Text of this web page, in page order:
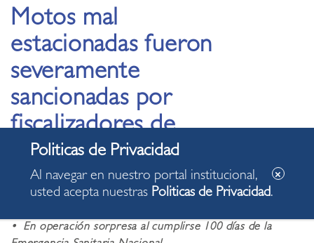
Motos mal
estacionadas fueron
severamente
sancionadas por
fiscalizadores de
Miraflores
23.06.2020
• En operación sorpresa al cumplirse 100 días de la
Al navegar en nuestro portal institucional,
usted acepta nuestras Politicas de Privacidad.